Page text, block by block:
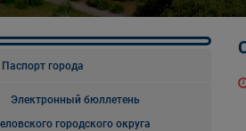
Паспорт города
Электронный бюллетень
городского округа